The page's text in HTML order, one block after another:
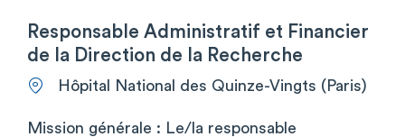
Responsable Administratif et Financier
de la Direction de la Recherche
Hôpital National des Quinze-Vingts (Paris)
Mission générale : Le/la responsable